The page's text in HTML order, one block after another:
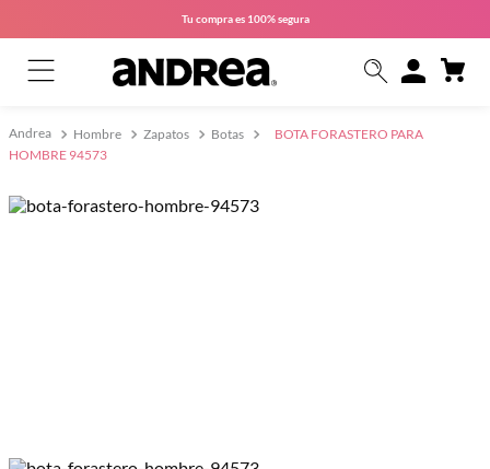
Tu compra es 100% segura
Hombre Zapatos Botas
BOTA FORASTERO PARA
HOMBRE 94573